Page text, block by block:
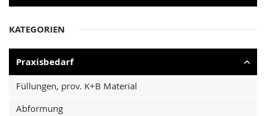
KATEGORIEN
Praxisbedarf
Füllungen, prov. K+B Material
Abformung